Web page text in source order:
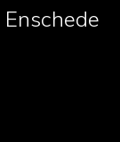
Enschede